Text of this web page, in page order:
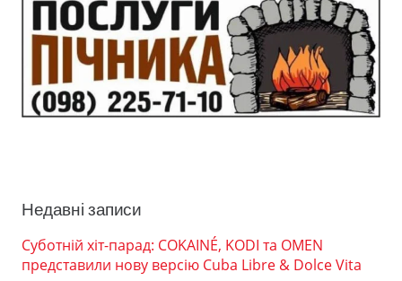
Недавні записи
Суботній хіт-парад: COKAINÉ, KODI та OMEN
представили нову версію Cuba Libre & Dolce Vita